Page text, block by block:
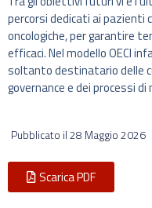
percorsi dedicati ai pazienti
oncologiche, per garantire
efficaci. Nel modello OECI
soltanto destinatario delle
governance e dei processi
Pubblicato il28 Maggio 2026
Scarica PDF